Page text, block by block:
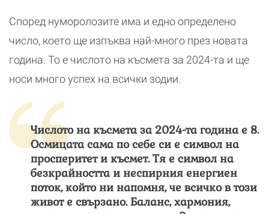
Според нуморолозите има и едно определено
число, което ще изпъква най-много през новата
година. То е числото на късмета за 2024-та и ще
носи много успех на всички зодии.
Числото на късмета за 2024-та година е 8.
Осмицата сама по себе си е символ на
просперитет и късмет. Тя е символ на
безкрайността и неспирния енергиен
поток, който ни напомня, че всичко в този
живот е свързано. Баланс, хармония,